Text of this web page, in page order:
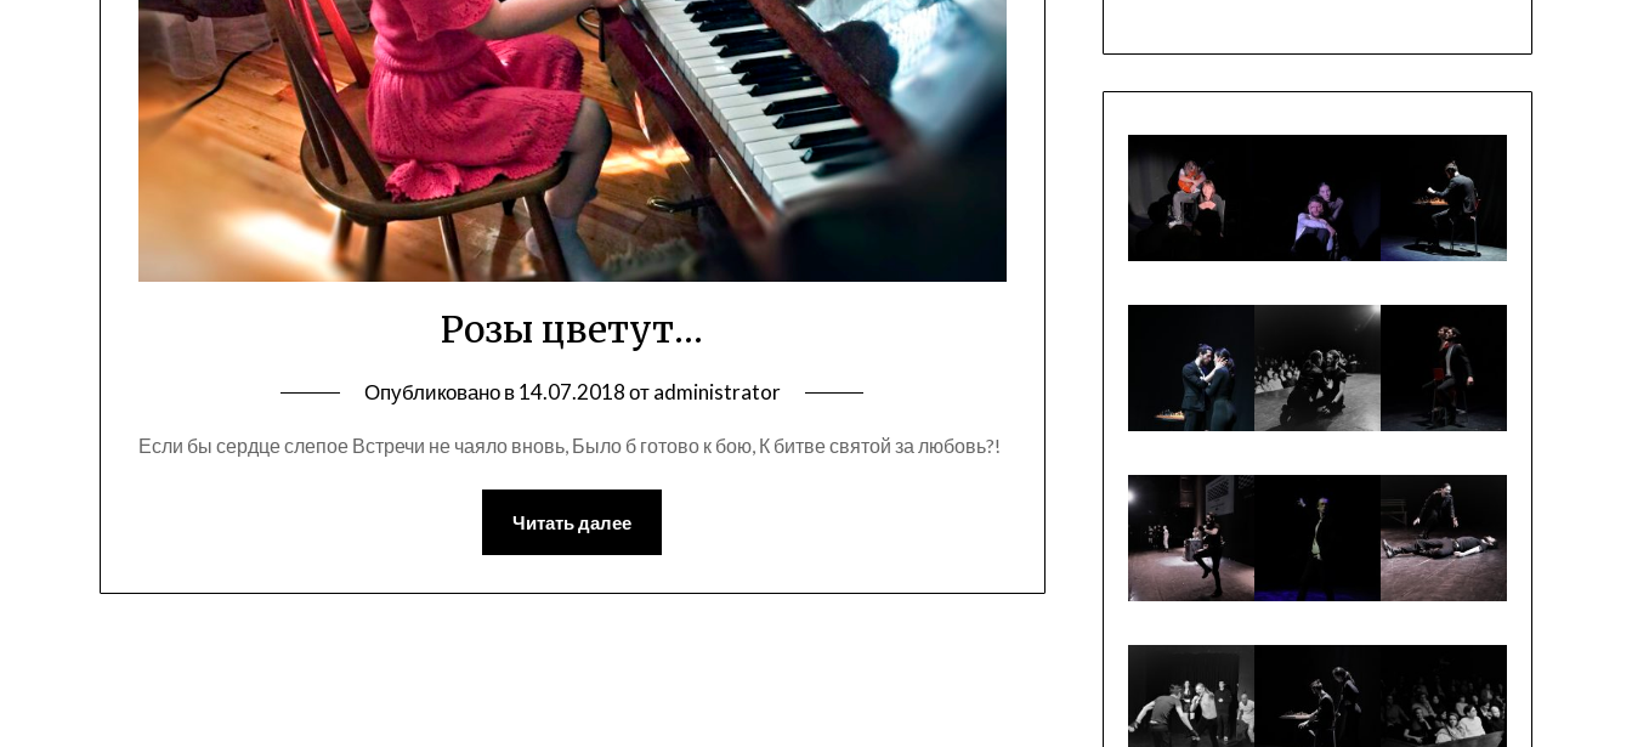
Розы цветут…
Опубликовано в14.07.2018отadministrator
Если бы сердце слепое Встречи не чаяло вновь, Было б готово к бою, К битве святой за любовь?!
Читать далее